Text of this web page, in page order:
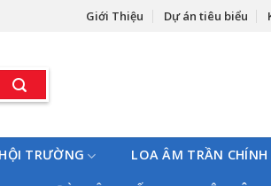
Giới Thiệu Dự án tiêu biểu
TRƯỜNG LOA ÂM TRẦN CHÍNH